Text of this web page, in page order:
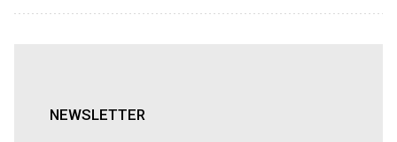
NEWSLETTER